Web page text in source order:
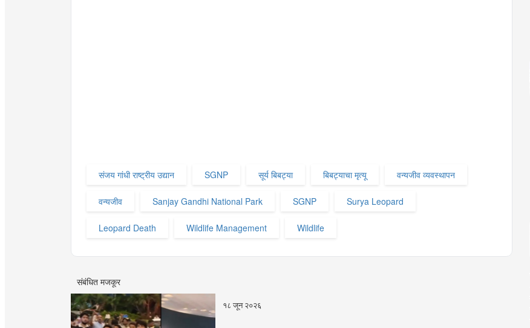
संजय गांधी राष्ट्रीय उद्यान SGNP सूर्य बिबट्या बिबट्याचा मृत्यू वन्यजीव व्यवस्थापन
वन्यजीव Sanjay Gandhi National Park SGNP Surya Leopard
Leopard Death Wildlife Management Wildlife
संबंधित मजकूर
१८ जून २०२६